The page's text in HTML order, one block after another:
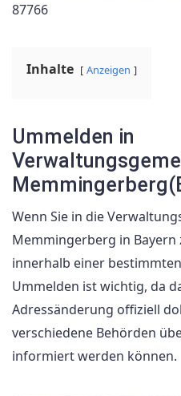
87766
Inhalte Anzeigen
Ummelden in
Wenn Sie in die
Memmingerberg in Bayern
innerhalb einer
Ummelden ist wichtig, da
Adressänderung offiziell
verschiedene Behörden
informiert werden können.